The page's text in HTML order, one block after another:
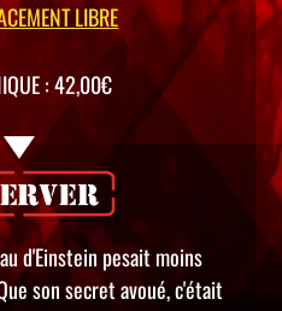
LIBRE
: 42,00€
d'Einstein pesait moins
son secret avoué, c'était